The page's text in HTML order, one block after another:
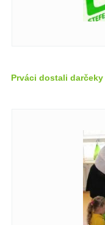
Prváci dostali darčeky